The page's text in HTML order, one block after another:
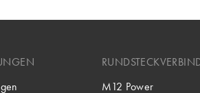
M12 Power